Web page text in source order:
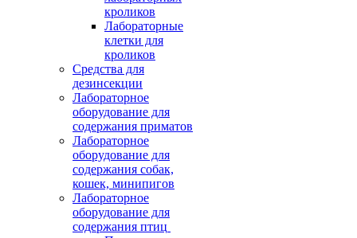
кроликов
Лабораторные
клетки для
кроликов
Средства для
дезинсекции
Лабораторное
оборудование для
содержания приматов
Лабораторное
оборудование для
содержания собак,
кошек, минипигов
Лабораторное
оборудование для
содержания птиц